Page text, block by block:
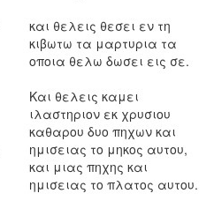
και θελεις θεσει εν τη
κιβωτω τα μαρτυρια τα
οποια θελω δωσει εις σε.
Και θελεις καμει
ιλαστηριον εκ χρυσιου
καθαρου δυο πηχων και
ημισειας το μηκος αυτου,
και μιας πηχης και
ημισειας το πλατος αυτου.